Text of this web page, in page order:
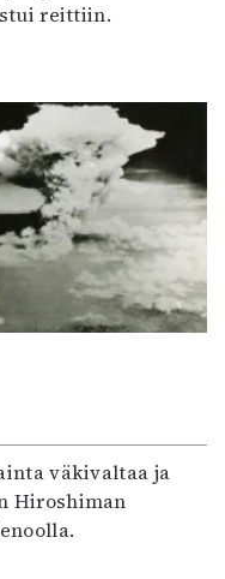
reittiin.
väkivaltaa ja
Hiroshiman